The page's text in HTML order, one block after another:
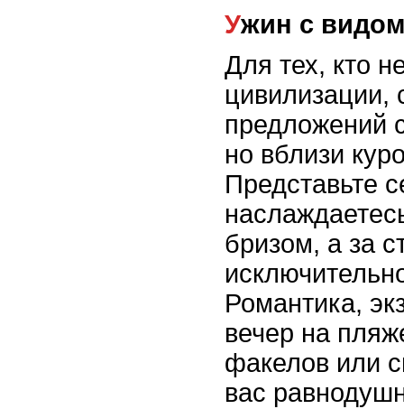
Ужин с
Для тех, кто
цивилизации,
предложений
но вблизи
Представьте
бризом, а за
Романтика,
вечер на
факелов или
вас